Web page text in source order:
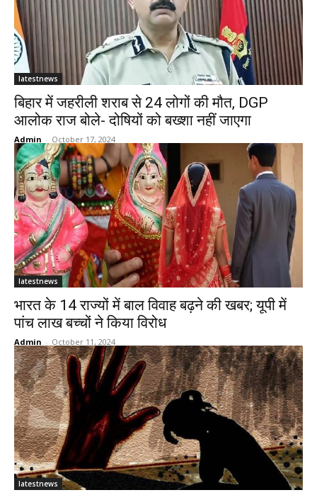
latestnews
बिहार में जहरीली शराब से 24 लोगों की मौत, DGP
आलोक राज बोले- दोषियों को बख्शा नहीं जाएगा
Admin - October 17, 2024
latestnews
भारत के 14 राज्यों में बाल विवाह बढ़ने की खबर; यूपी में
पांच लाख बच्चों ने किया विरोध
Admin - October 11, 2024
latestnews